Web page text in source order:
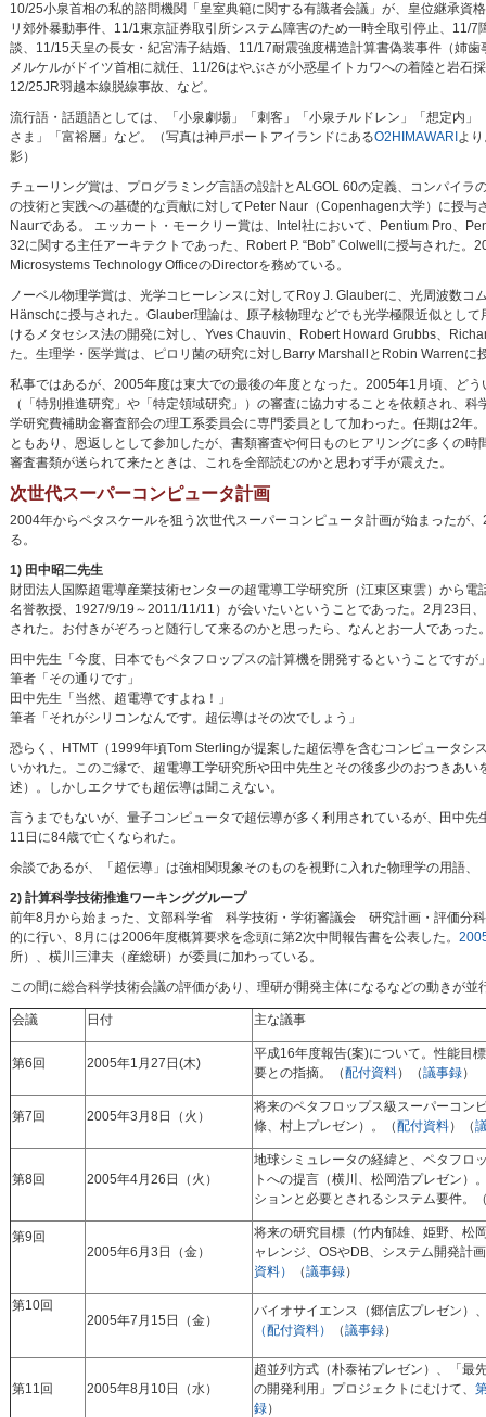
10/25小泉首相の私的諮問機関「皇室典範に関する有識者会議」が、皇位継承
リ郊外暴動事件、11/1東京証券取引所システム障害のため一時全取引停止、11/
談、11/15天皇の長女・紀宮清子結婚、11/17耐震強度構造計算書偽装事件（姉
メルケルがドイツ首相に就任、11/26はやぶさが小惑星イトカワへの着陸と岩
12/25JR羽越本線脱線事故、など。
流行語・話題語としては、「小泉劇場」「刺客」「小泉チルドレン」「想定内」
さま」「富裕層」など。（写真は神戸ポートアイランドにあるO2HIMAWARI よ
影）
チューリング賞は、プログラミング言語の設計とALGOL 60の定義、コンパイラ
の技術と実践への基礎的な貢献に対してPeter Naur（Copenhagen大学）に授与
Naurである。 エッカート・モークリー賞は、Intel社において、Pentium Pro、
32に関する主任アーキテクトであった、Robert P. “Bob” Colwellに授与された。
Microsystems Technology OfficeのDirectorを務めている。
ノーベル物理学賞は、光学コヒーレンスに対してRoy J. Glauberに、光周波数コ
Hänschに授与された。Glauber理論は、原子核物理などでも光学極限近似とし
けるメタセシス法の開発に対し、Yves Chauvin、Robert Howard Grubbs、
た。生理学・医学賞は、ピロリ菌の研究に対しBarry MarshallとRobin Warrenに
私事ではあるが、2005年度は東大での最後の年度となった。2005年1月頃、ど
（「特別推進研究」や「特定領域研究」）の審査に協力することを依頼され
学研究費補助金審査部会の理工系委員会に専門委員として加わった。任期は2年
ともあり、恩返しとして参加したが、書類審査や何日ものヒアリングに多くの
審査書類が送られて来たときは、これを全部読むのかと思わず手が震えた。
次世代スーパーコンピュータ計画
2004年からペタスケールを狙う次世代スーパーコンピュータ計画が始まったが
る。
1) 田中昭二先生
財団法人国際超電導産業技術センターの超電導工学研究所（江東区東雲）から電
名誉教授、1927/9/19～2011/11/11）が会いたいということであった。2月23日
された。お付きがぞろっと随行して来るのかと思ったら、なんとお一人であった
田中先生「今度、日本でもペタフロップスの計算機を開発するということですが
筆者「その通りです」
田中先生「当然、超電導ですよね！」
筆者「それがシリコンなんです。超伝導はその次でしょう」
恐らく、HTMT（1999年頃Tom Sterlingが提案した超伝導を含むコンピュータ
いかれた。このご縁で、超電導工学研究所や田中先生とその後多少のおつきあ
述）。しかしエクサでも超伝導は聞こえない。
言うまでもないが、量子コンピュータで超伝導が多く利用されているが、田中
11日に84歳で亡くなられた。
余談であるが、「超伝導」は強相関現象そのものを視野に入れた物理学の用語
2) 計算科学技術推進ワーキンググループ
前年8月から始まった、文部科学省 科学技術・学術審議会 研究計画・評価分
的に行い、8月には2006年度概算要求を念頭に第2次中間報告書を公表した。
所）、横川三津夫（産総研）が委員に加わっている。
この間に総合科学技術会議の評価があり、理研が開発主体になるなどの動きが並
会議 日付 主な議事
第6回 2005年1月27日(木)
平成16年度報告(案)について。性能目
要との指摘。（配付資料）（議事録）
第7回 2005年3月8日（火）
将来のペタフロップス級スーパーコン
條、村上プレゼン）。（配付資料）（
第8回 2005年4月26日（火）
地球シミュレータの経緯と、ペタフロ
トへの提言（横川、松岡浩プレゼン）
ションと必要とされるシステム要件。
第9回
2005年6月3日（金）
将来の研究目標（竹内郁雄、姫野、松
ャレンジ、OSやDB、システム開発計
資料）
（議事録）
第10回
2005年7月15日（金）
バイオサイエンス（郷信広プレゼン）
（配付資料）
（議事録）
第11回 2005年8月10日（水）
超並列方式（朴泰祐プレゼン）、「最
の開発利用」プロジェクトにむけて、
録）